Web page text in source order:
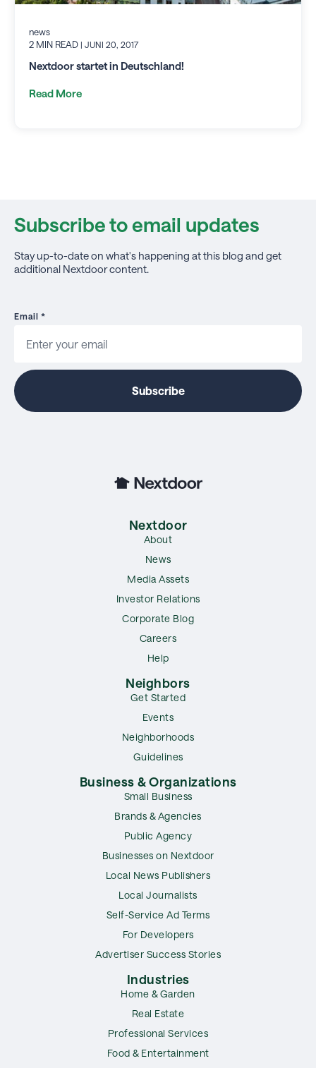
news
2 MIN READ | JUNI 20, 2017
Nextdoor startet in Deutschland!
Read More
Subscribe to email updates
Stay up-to-date on what's happening at this blog and get
additional Nextdoor content.
Email *
Nextdoor
About
News
Media Assets
Investor Relations
Corporate Blog
Careers
Help
Neighbors
Get Started
Events
Neighborhoods
Guidelines
Business & Organizations
Small Business
Brands & Agencies
Public Agency
Businesses on Nextdoor
Local News Publishers
Local Journalists
Self-Service Ad Terms
For Developers
Advertiser Success Stories
Industries
Home & Garden
Real Estate
Professional Services
Food & Entertainment